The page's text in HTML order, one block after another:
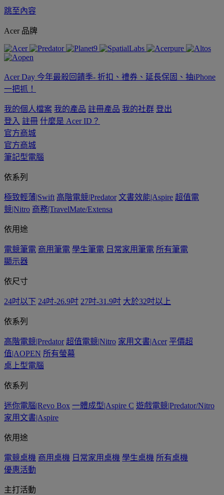
跳至內容
Acer 品牌
Acer Day 今年最殺回饋季- 折扣、禮券、延長保固、抽iPhone
一把抓！
我的個人檔案 我的產品 註冊產品 我的社群 登出
登入 註冊 什麼是 Acer ID？
官方商城
官方商城
筆記型電腦
依系列
極致輕薄|Swift 高階電競|Predator 文書效能|Aspire 超值電
競|Nitro 商務|TravelMate/Extensa
依用途
電競筆電 商用筆電 學生筆電 日常家用筆電 所有筆電
顯示器
依尺寸
24吋以下 24吋-26.9吋 27吋-31.9吋 大於32吋以上
依系列
高階電競|Predator 超值電競|Nitro 家用文書|Acer 平價超
值|AOPEN 所有螢幕
桌上型電腦
依系列
迷你電腦|Revo Box 一體成型|Aspire C 遊戲電競|Predator/Nitro
家用文書|Aspire
依用途
電競桌機 商用桌機 日常家用桌機 學生桌機 所有桌機
優惠活動
主打活動